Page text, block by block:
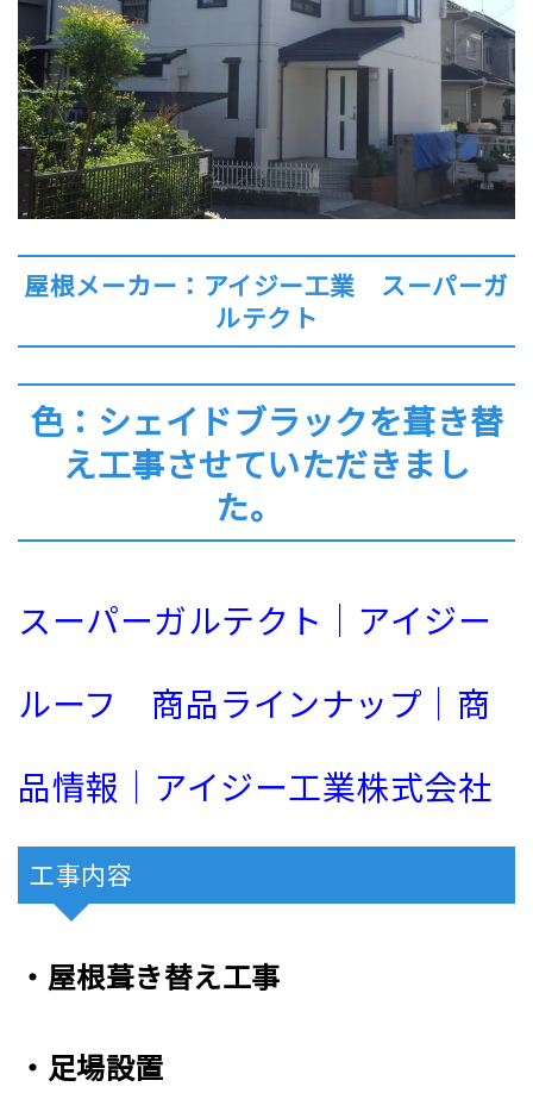
屋根メーカー：アイジー工業 スーパーガ
ルテクト
色：シェイドブラックを葺き替
え工事させていただきまし
た。
スーパーガルテクト｜アイジー
ルーフ 商品ラインナップ｜商
品情報｜アイジー工業株式会社
工事内容
・屋根葺き替え工事
・足場設置